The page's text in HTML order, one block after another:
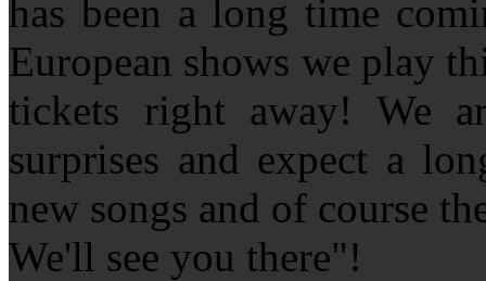
has been a long time
European shows we play
tickets right away! We
surprises and expect a
new songs and of course
We'll see you there"!